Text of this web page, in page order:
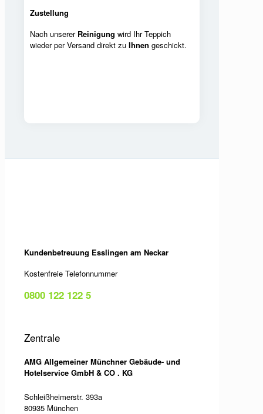
Zustellung
Nach unserer Reinigung wird Ihr Teppich
wieder per Versand direkt zu Ihnen geschickt.
Kundenbetreuung Esslingen am Neckar
Kostenfreie Telefonnummer
0800 122 122 5
Zentrale
AMG Allgemeiner Münchner Gebäude- und
Hotelservice GmbH & CO . KG
Schleißheimerstr. 393a
80935 München